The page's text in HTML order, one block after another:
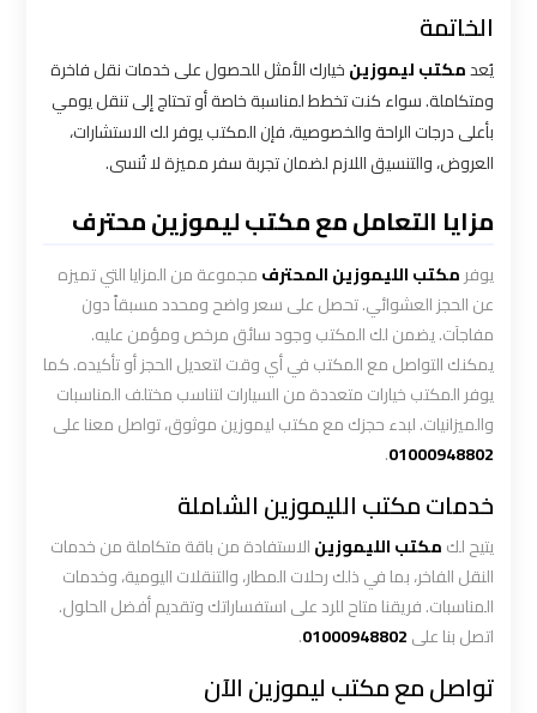
الخاتمة
يُعدمكتب ليموزينخيارك الأمثل للحصول على خدمات نقل فاخرة
ومتكاملة. سواء كنت تخطط لمناسبة خاصة أو تحتاج إلى تنقل يومي
بأعلى درجات الراحة والخصوصية، فإن المكتب يوفر لك الاستشارات،
العروض، والتنسيق اللازم لضمان تجربة سفر مميزة لا تُنسى.
مزايا التعامل مع مكتب ليموزين محترف
يوفرمكتب الليموزين المحترفمجموعة من المزايا التي تميزه
عن الحجز العشوائي. تحصل على سعر واضح ومحدد مسبقاً دون
مفاجآت. يضمن لك المكتب وجود سائق مرخص ومؤمن عليه.
يمكنك التواصل مع المكتب في أي وقت لتعديل الحجز أو تأكيده. كما
يوفر المكتب خيارات متعددة من السيارات لتناسب مختلف المناسبات
والميزانيات. لبدء حجزك مع مكتب ليموزين موثوق، تواصل معنا على
01000948802
.
خدمات مكتب الليموزين الشاملة
يتيح لكمكتب الليموزينالاستفادة من باقة متكاملة من خدمات
النقل الفاخر، بما في ذلك رحلات المطار، والتنقلات اليومية، وخدمات
المناسبات. فريقنا متاح للرد على استفساراتك وتقديم أفضل الحلول.
اتصل بنا على01000948802
.
تواصل مع مكتب ليموزين الآن
ليموزين
الاسكندرية
القاهرة
ليموزين
الاسكندريه
الغردقه
ليموزين
الاسكندريه
السويس
ليموزين
الاسكندريه
ليموزين
الاسكندريه